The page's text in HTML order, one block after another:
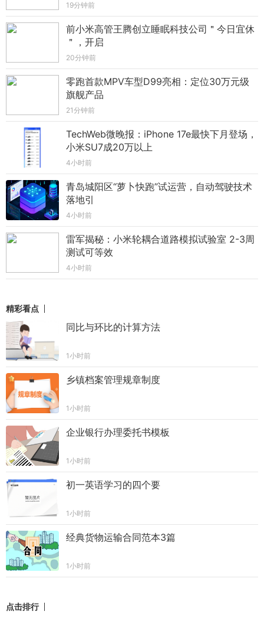
19分钟前
前小米高管王腾创立睡眠科技公司＂今日宜休
＂，开启
20分钟前
零跑首款MPV车型D99亮相：定位30万元级
旗舰产品
21分钟前
TechWeb微晚报：iPhone 17e最快下月登场，
小米SU7成20万以上
4小时前
青岛城阳区“萝卜快跑”试运营，自动驾驶技术
落地引
4小时前
雷军揭秘：小米轮耦合道路模拟试验室 2-3周
测试可等效
4小时前
精彩看点
同比与环比的计算方法
1小时前
乡镇档案管理规章制度
1小时前
企业银行办理委托书模板
1小时前
初一英语学习的四个要
1小时前
经典货物运输合同范本3篇
1小时前
点击排行